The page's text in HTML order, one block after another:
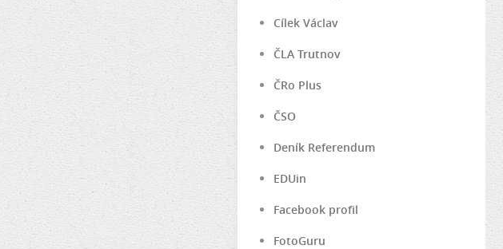
Cílek Václav
ČLA Trutnov
ČRo Plus
ČSO
Deník Referendum
EDUin
Facebook profil
FotoGuru